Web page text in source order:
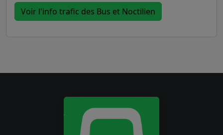
Voir l'info trafic des Bus et Noctilien